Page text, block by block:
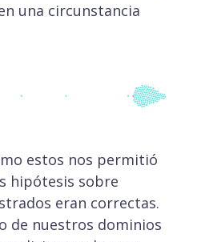
una circunstancia
estos nos permitió
hipótesis sobre
eran correctas.
de nuestros dominios